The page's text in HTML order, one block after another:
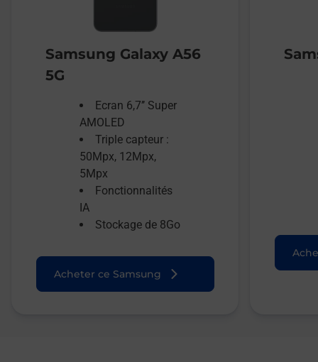
Samsung Galaxy A56
5G
Ecran 6,7’’ Super
AMOLED
Triple capteur :
50Mpx, 12Mpx,
5Mpx
Fonctionnalités
IA
Stockage de 8Go
Acheter ce Samsung